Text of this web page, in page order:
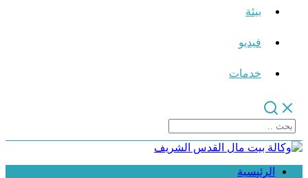
بيئة
فيديو
خدمات
الرئيسية